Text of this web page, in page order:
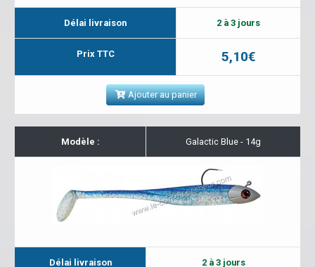
Délai livraison 2 à 3 jours
Prix TTC 5,10€
Ajouter au panier
Modèle : Galactic Blue - 14g
Délai livraison 2 à 3 jours